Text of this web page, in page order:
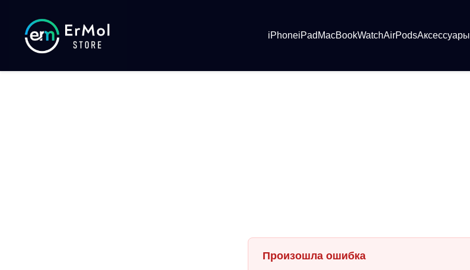
iPhoneiPad MacBookWatchAirPodsАксессуары
Произошла ошибка